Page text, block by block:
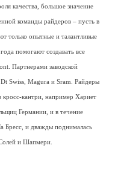
качества, большое значение
команды райдеров – пусть в
только опытные и талантливые
помогают создавать все
Партнерами заводской
Swiss, Magura и Sram. Райдеры
кросс-кантри, например Хариет
Германии, и в течение
Бресс, и дважды поднималась
и Шапмери.